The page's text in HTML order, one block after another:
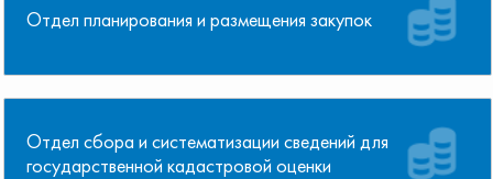
Отдел планирования и размещения закупок
Отдел сбора и систематизации сведений для
государственной кадастровой оценки